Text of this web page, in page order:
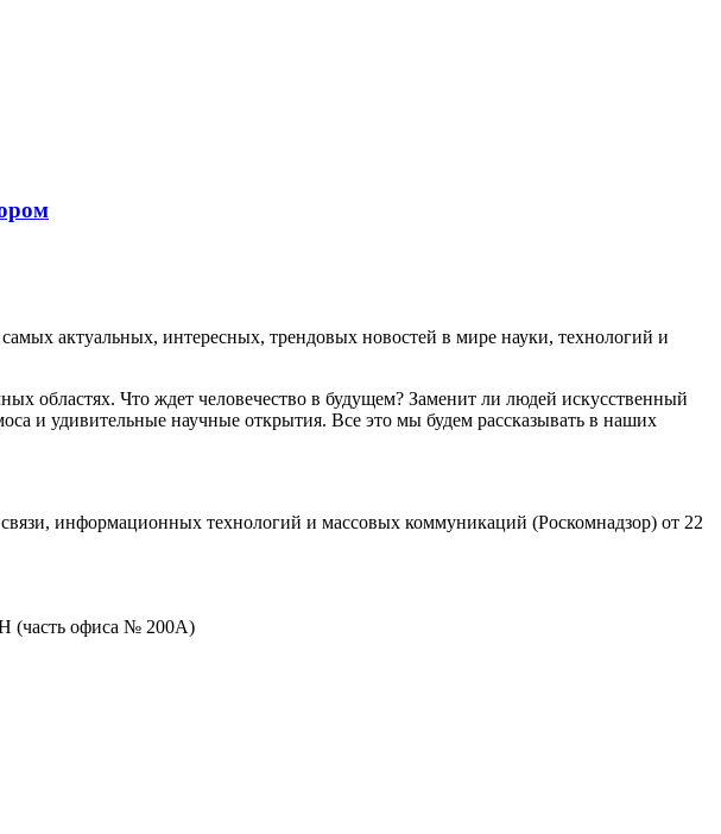
актуальных, интересных, трендовых новостей в мире науки, технологий и
областях. Что ждет человечество в будущем? Заменит ли людей искусственный
и удивительные научные открытия. Все это мы будем рассказывать в наших
информационных технологий и массовых коммуникаций (Роскомнадзор) от 22
(часть офиса № 200А)